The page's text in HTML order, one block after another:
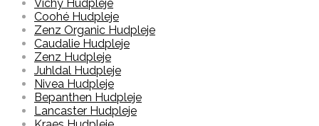
Vichy Hudpleje
Coohé Hudpleje
Zenz Organic Hudpleje
Caudalie Hudpleje
Zenz Hudpleje
Juhldal Hudpleje
Nivea Hudpleje
Bepanthen Hudpleje
Lancaster Hudpleje